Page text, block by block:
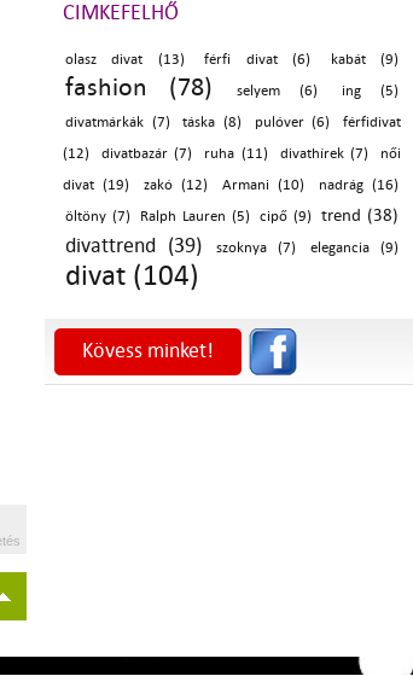
CIMKEFELHŐ
olasz divat (13) férfi divat (6) kabát (9)
fashion (78) selyem (6)
ing (5)
divatmárkák (7)
táska (8) pulóver (6)
férfidivat
(12)
divatbazár (7) ruha (11) divathírek (7)
női
divat (19)
zakó (12) Armani (10)
nadrág (16)
öltöny (7)
Ralph Lauren (5) cipő (9) trend (38)
divattrend (39) szoknya (7) elegancia (9)
divat (104)
Kövess minket!